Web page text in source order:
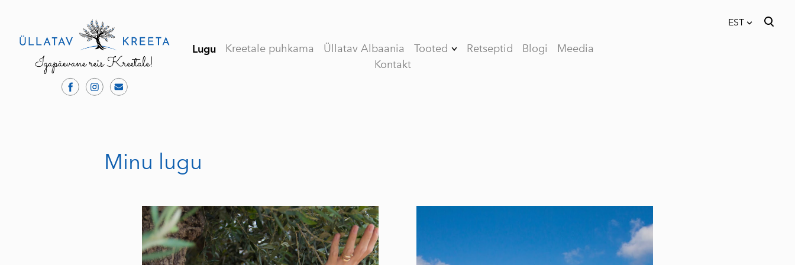
Lugu Kreetale puhkama Üllatav Albaania Tooted
oliiviõli
oliiviõli
Retseptid Blogi
Meedia
Kontakt
EST
lisati ostukorvi.
Minu lugu